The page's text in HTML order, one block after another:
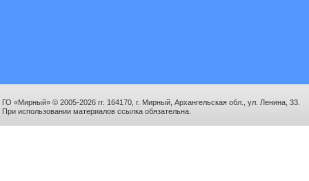
ГО «Мирный» © 2005-2026 гг. 164170, г. Мирный, Архангельская обл., ул. Ленина, 33.
При использовании материалов ссылка обязательна.